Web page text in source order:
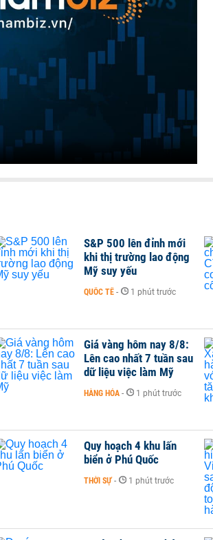
S&P 500 lên đỉnh mới
khi thị trường lao động
Mỹ suy yếu
QUỐC TẾ - 1 phút trước
Giá vàng hôm nay 8/8:
Lên cao nhất 7 tuần sau
dữ liệu việc làm Mỹ
HÀNG HÓA - 1 phút trước
Quy hoạch 4 khu lấn
biển ở Phú Quốc
THỜI SỰ - 1 phút trước